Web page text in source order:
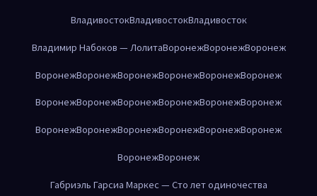
ВладивостокВладивостокВладивосток
Владимир Набоков — ЛолитаВоронежВоронежВоронеж
ВоронежВоронежВоронежВоронежВоронежВоронеж
ВоронежВоронежВоронежВоронежВоронежВоронеж
ВоронежВоронежВоронежВоронежВоронежВоронеж
ВоронежВоронеж
Габриэль Гарсиа Маркес — Сто лет одиночества